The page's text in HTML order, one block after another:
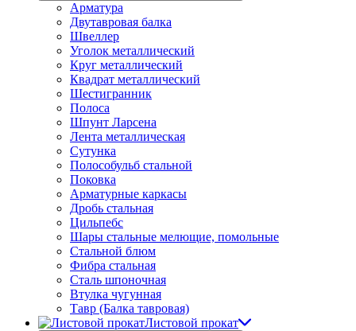
Арматура
Двутавровая балка
Швеллер
Уголок металлический
Круг металлический
Квадрат металлический
Шестигранник
Полоса
Шпунт Ларсена
Лента металлическая
Сутунка
Полособульб стальной
Поковка
Арматурные каркасы
Дробь стальная
Цильпебс
Шары стальные мелющие, помольные
Стальной блюм
Фибра стальная
Сталь шпоночная
Втулка чугунная
Тавр (Балка тавровая)
Листовой прокат